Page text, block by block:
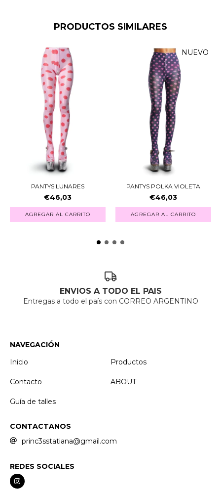
PRODUCTOS SIMILARES
PANTYS LUNARES
€46,03
AGREGAR AL CARRITO
NUEVO
PANTYS POLKA VIOLETA
€46,03
AGREGAR AL CARRITO
ENVIOS A TODO EL PAIS
Entregas a todo el país con CORREO ARGENTINO
NAVEGACIÓN
Inicio
Productos
Contacto ABOUT
Guía de talles
CONTACTANOS
princ3sstatiana@gmail.com
REDES SOCIALES